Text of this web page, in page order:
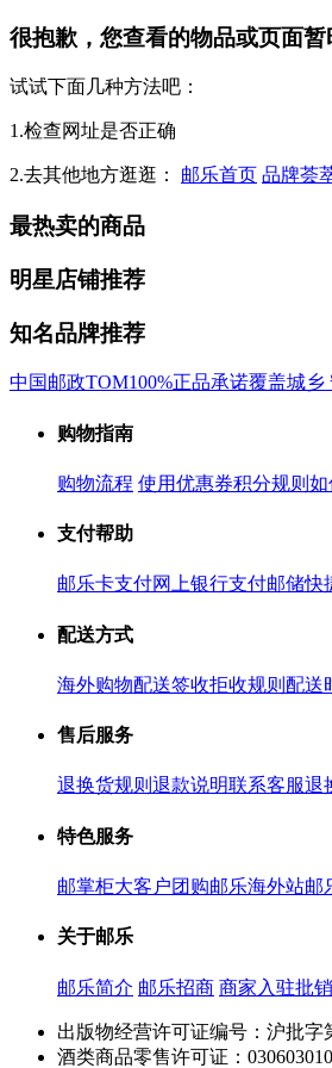
很抱歉，您查看的物品或页面暂
试试下面几种方法吧：
1.检查网址是否正确
2.去其他地方逛逛： 邮乐首页 品牌荟
最热卖的商品
明星店铺推荐
知名品牌推荐
中国邮政TOM100%正品承诺覆盖城乡
购物指南
购物流程 使用优惠券积分规则 如
支付帮助
邮乐卡支付网上银行支付邮储快
配送方式
海外购物配送签收拒收规则 配送
售后服务
退换货规则 退款说明联系客服退
特色服务
邮掌柜大客户团购邮乐海外站邮
关于邮乐
邮乐简介 邮乐招商 商家入驻批
出版物经营许可证编号：沪批字
酒类商品零售许可证：